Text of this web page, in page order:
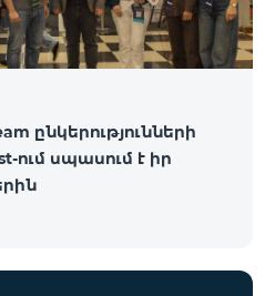
ընկերությունների
ում սպասում է իր